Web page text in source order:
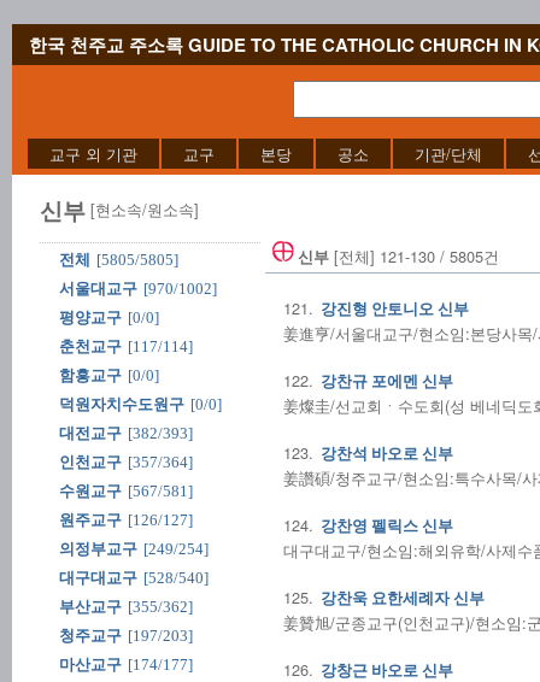
한국 천주교 주소록 GUIDE TO THE CATHOLIC CHURCH IN
교구 외 기관 교구 본당 공소 기관/단체
신부 [현소속/원소속]
전체
[5805/5805]
서울대교구 [970/1002]
평양교구 [0/0]
춘천교구 [117/114]
함흥교구 [0/0]
덕원자치수도원구 [0/0]
대전교구 [382/393]
인천교구 [357/364]
수원교구 [567/581]
원주교구 [126/127]
의정부교구 [249/254]
대구대교구 [528/540]
부산교구 [355/362]
청주교구 [197/203]
마산교구 [174/177]
신부 [전체] 121-130 / 5805건
121. 강진형 안토니오 신부
姜進亨/서울대교구/현소임:본당사목
122. 강찬규 포에멘 신부
姜燦圭/선교회ㆍ수도회(성 베네딕
123. 강찬석 바오로 신부
姜讚碩/청주교구/현소임:특수사목/
124. 강찬영 펠릭스 신부
대구대교구/현소임:해외유학/사제수
125. 강찬욱 요한세례자 신부
姜贊旭/군종교구(인천교구)/현소임:
126. 강창근 바오로 신부